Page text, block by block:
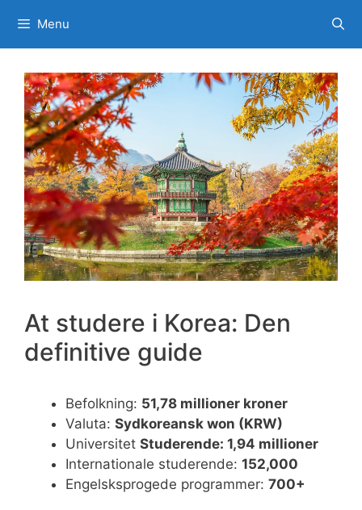
indhold
Menu
At studere i Korea: Den
definitive guide
Befolkning: 51,78 millioner kroner
Valuta: Sydkoreansk won (KRW)
Universitet Studerende: 1,94 millioner
Internationale studerende: 152,000
Engelsksprogede programmer: 700+